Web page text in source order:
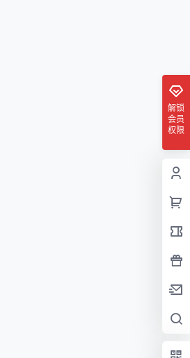
解锁
会员
权限